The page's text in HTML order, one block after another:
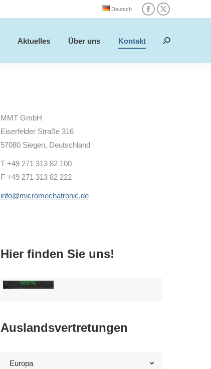
Deutsch
Facebook
opens
X
opens
Aktuelles Über uns Kontakt Search:
MMT GmbH
Eiserfelder Straße 316
57080 Siegen, Deutschland
T +49 271 313 82 100
F +49 271 313 82 222
info@micromechatronic.de
Hier finden Sie uns!
Sie die
Datenschutzerklärung
Mehr
erfahren
Auslandsvertretungen
Europa
Aktuelles Über uns Kontakt